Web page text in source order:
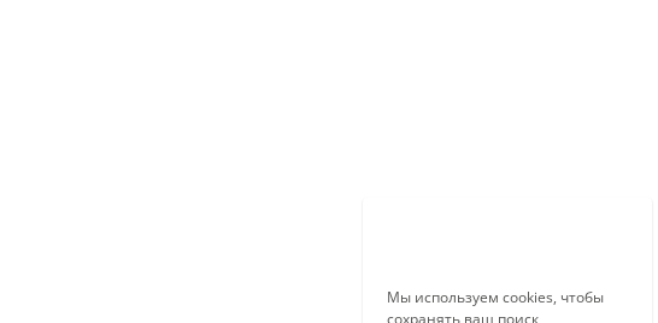
Мы используем cookies, чтобы
сохранять ваш поиск,